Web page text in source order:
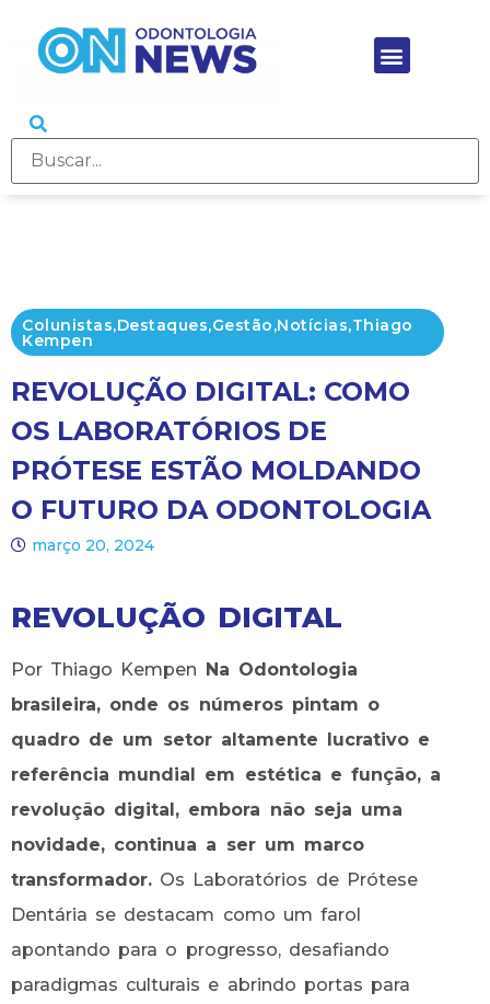
Colunistas,Destaques,Gestão,Notícias,Thiago
Kempen
REVOLUÇÃO DIGITAL: COMO
OS LABORATÓRIOS DE
PRÓTESE ESTÃO MOLDANDO
O FUTURO DA ODONTOLOGIA
março 20, 2024
REVOLUÇÃO DIGITAL
Por Thiago Kempen Na Odontologia
brasileira, onde os números pintam o
quadro de um setor altamente lucrativo e
referência mundial em estética e função, a
revolução digital, embora não seja uma
novidade, continua a ser um marco
transformador. Os Laboratórios de Prótese
Dentária se destacam como um farol
apontando para o progresso, desafiando
paradigmas culturais e abrindo portas para